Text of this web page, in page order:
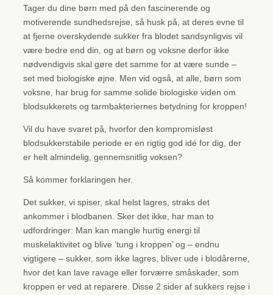
Tager du dine børn med på den fascinerende og
motiverende sundhedsrejse, så husk på, at deres evne til
at fjerne overskydende sukker fra blodet sandsynligvis vil
være bedre end din, og at børn og voksne derfor ikke
nødvendigvis skal gøre det samme for at være sunde –
set med biologiske øjne. Men vid også, at alle, børn som
voksne, har brug for samme solide biologiske viden om
blodsukkerets og tarmbakteriernes betydning for kroppen!
Vil du have svaret på, hvorfor den kompromisløst
blodsukkerstabile periode er en rigtig god idé for dig, der
er helt almindelig, gennemsnitlig voksen?
Så kommer forklaringen her.
Det sukker, vi spiser, skal helst lagres, straks det
ankommer i blodbanen. Sker det ikke, har man to
udfordringer: Man kan mangle hurtig energi til
muskelaktivitet og blive ’tung i kroppen’ og – endnu
vigtigere – sukker, som ikke lagres, bliver ude i blodårerne,
hvor det kan lave ravage eller forværre småskader, som
kroppen er ved at reparere. Disse 2 sider af sukkers rejse i